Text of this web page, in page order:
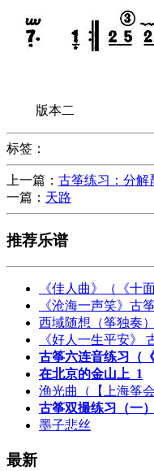
版本二
标签：
上一篇： 古筝练习：分解
一篇： 天路
推荐乐谱
《佳人曲》（《十
《沧海一声笑》古
西域随想（筝独奏）
《好人一生平安》
古筝六连音练习（
在北京的金山上_1
渔光曲（【上海筝
古筝双撮练习（一）
墨子悲丝
最新